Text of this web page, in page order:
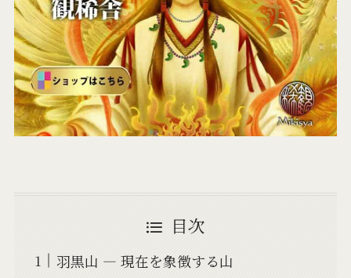
目次
羽黒山 ― 現在を象徴する山